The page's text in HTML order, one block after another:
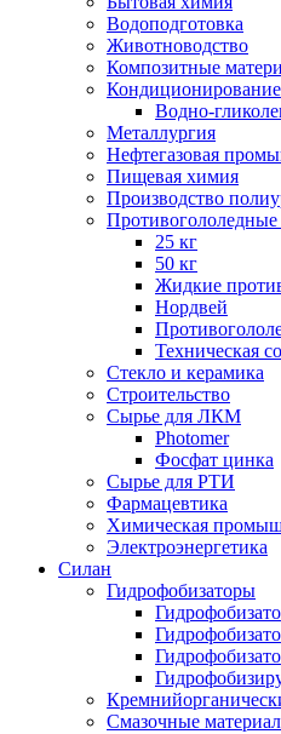
Водоподготовка
Животноводство
Композитные
Кондиционирование
Водно-
Металлургия
Нефтегазовая
Пищевая химия
Производство
Противогололедные
25 кг
50 кг
Жидкие
Нордвей
Техническая
Стекло и керамика
Строительство
Сырье для ЛКМ
Photomer
Фосфат цинка
Сырье для РТИ
Фармацевтика
Химическая
Электроэнергетика
Силан
Гидрофобизаторы
Смазочные